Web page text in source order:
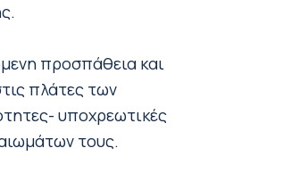
προσπάθεια και
πλάτες των
υποχρεωτικές
τους.